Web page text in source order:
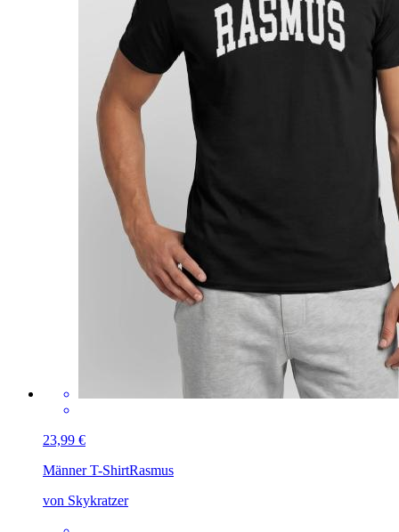
23,99 €
Männer T-ShirtRasmus
von Skykratzer